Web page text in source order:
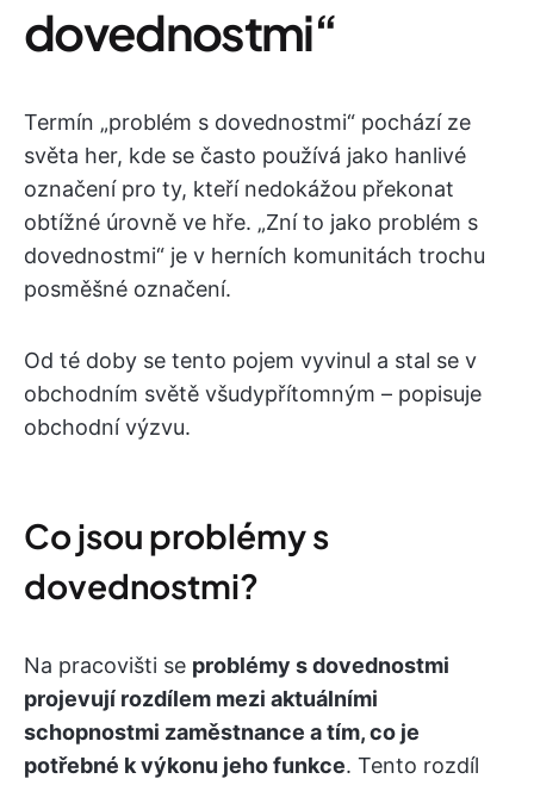
dovednostmi“
Termín „problém s dovednostmi“ pochází ze
světa her, kde se často používá jako hanlivé
označení pro ty, kteří nedokážou překonat
obtížné úrovně ve hře. „Zní to jako problém s
dovednostmi“ je v herních komunitách trochu
posměšné označení.
Od té doby se tento pojem vyvinul a stal se v
obchodním světě všudypřítomným – popisuje
obchodní výzvu.
Co jsou problémy s
dovednostmi?
Na pracovišti se problémy s dovednostmi
projevují rozdílem mezi aktuálními
schopnostmi zaměstnance a tím, co je
potřebné k výkonu jeho funkce. Tento rozdíl